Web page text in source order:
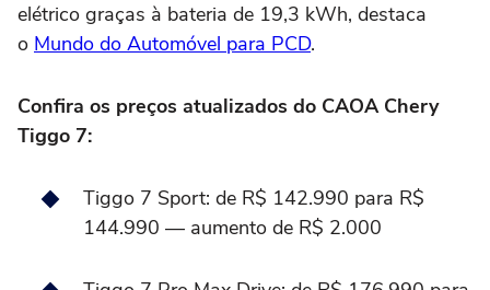
elétrico graças à bateria de 19,3 kWh, destaca
o Mundo do Automóvel para PCD.
Confira os preços atualizados do CAOA Chery
Tiggo 7:
Tiggo 7 Sport: de R$ 142.990 para R$
144.990 — aumento de R$ 2.000